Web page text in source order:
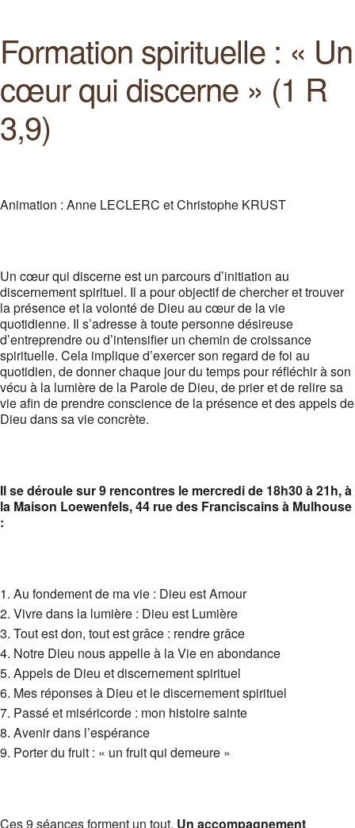
Formation spirituelle : « Un
cœur qui discerne » (1 R
3,9)
Animation : Anne LECLERC et Christophe KRUST
Un cœur qui discerne est un parcours d’initiation au
discernement spirituel. Il a pour objectif de chercher et trouver
la présence et la volonté de Dieu au cœur de la vie
quotidienne. Il s’adresse à toute personne désireuse
d’entreprendre ou d’intensifier un chemin de croissance
spirituelle. Cela implique d’exercer son regard de foi au
quotidien, de donner chaque jour du temps pour réfléchir à son
vécu à la lumière de la Parole de Dieu, de prier et de relire sa
vie afin de prendre conscience de la présence et des appels de
Dieu dans sa vie concrète.
Il se déroule sur 9 rencontres le mercredi de 18h30 à 21h, à
la Maison Loewenfels, 44 rue des Franciscains à Mulhouse
:
Au fondement de ma vie : Dieu est Amour
Vivre dans la lumière : Dieu est Lumière
Tout est don, tout est grâce : rendre grâce
Notre Dieu nous appelle à la Vie en abondance
Appels de Dieu et discernement spirituel
Mes réponses à Dieu et le discernement spirituel
Passé et miséricorde : mon histoire sainte
Avenir dans l’espérance
Porter du fruit : « un fruit qui demeure »
Ces 9 séances forment un tout. Un accompagnement